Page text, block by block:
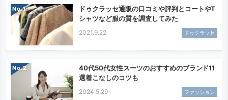
No.
ドゥクラッセ通販の口コミや評判とコートやT
シャツなど服の質を調査してみた
2021.9.22 ドゥクラッセ
No.
40代50代女性スーツのおすすめのブランド11
選着こなしのコツも
2024.5.29 ファッション